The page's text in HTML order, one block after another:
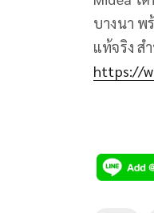
บางนา พ
แท้จริง ส
https://